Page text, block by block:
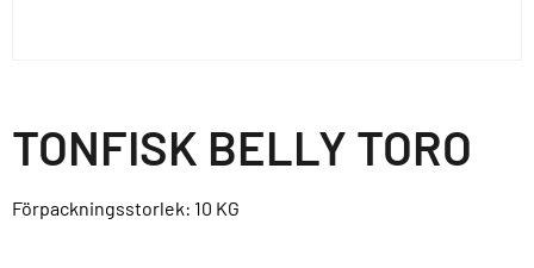
TONFISK BELLY TORO
Förpackningsstorlek: 10 KG